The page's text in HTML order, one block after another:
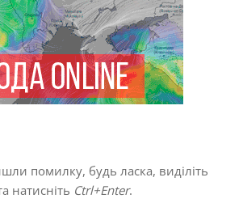
помилку, будь ласка, виділіть
натисніть Ctrl+Enter.